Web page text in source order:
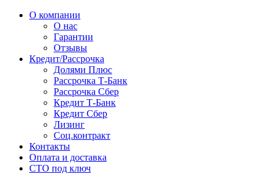
О компании
О нас
Гарантии
Отзывы
Кредит/Рассрочка
Долями Плюс
Рассрочка Т-Банк
Рассрочка Сбер
Кредит Т-Банк
Кредит Сбер
Лизинг
Соц.контракт
Контакты
Оплата и доставка
СТО под ключ